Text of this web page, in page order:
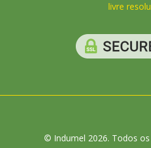
livre
© Indumel 2026. Todos